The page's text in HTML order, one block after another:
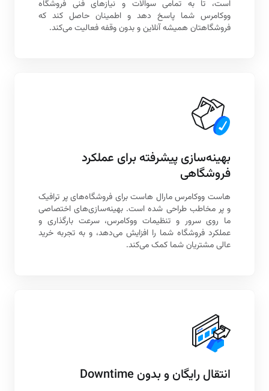
است، تا به تمامی سوالات و نیازهای فنی فروشگاه
ووکامرس شما پاسخ دهد و اطمینان حاصل کند که
فروشگاهتان همیشه آنلاین و بدون وقفه فعالیت می‌کند.
بهینه‌سازی پیشرفته برای عملکرد
فروشگاهی
هاست ووکامرس مارال هاست برای فروشگاه‌های پر ترافیک
و پر مخاطب طراحی شده است. بهینه‌سازی‌های اختصاصی
ما روی سرور و تنظیمات ووکامرس، سرعت بارگذاری و
عملکرد فروشگاه شما را افزایش می‌دهد، و به تجربه خرید
عالی مشتریان شما کمک می‌کند.
انتقال رایگان و بدون Downtime